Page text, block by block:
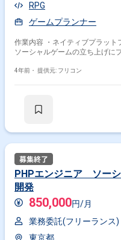
RPG
ゲームプランナー
作業内容 ・ネイティブプラット
ソーシャルゲームの立ち上げに
4年前・ 提供元: フリコン
PHPエンジニア ソー
開発
850,000円/月
業務委託(フリーランス)
東京都